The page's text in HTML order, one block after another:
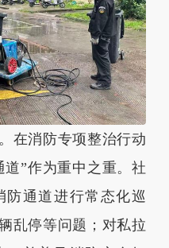
消防专项整治行动
”作为重中之重。社
防通道进行常态化巡
乱停等问题；对私拉